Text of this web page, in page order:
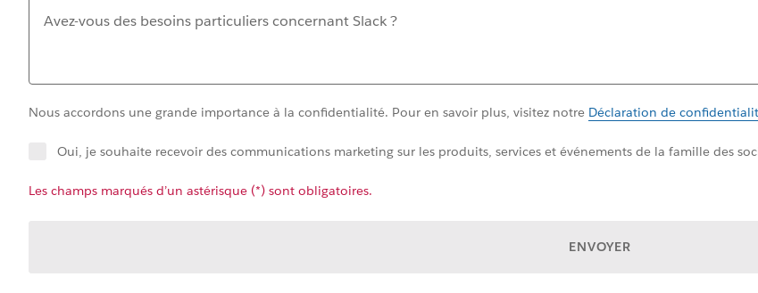
Nous accordons une grande importance à la confidentialité. Pour en savoir plus, visitez notre Déclaration de
Oui, je souhaite recevoir des communications marketing sur les produits, services et événements de la famille des
Les champs marqués d’un astérisque (*) sont obligatoires.
ENVOYER